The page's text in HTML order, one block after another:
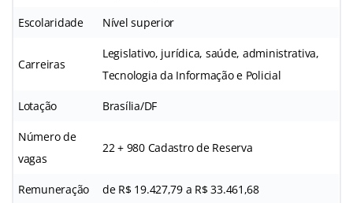
Escolaridade Nível superior
Carreiras
Legislativo, jurídica, saúde, administrativa,
Tecnologia da Informação e Policial
Lotação Brasília/DF
Número de
vagas
22 + 980 Cadastro de Reserva
Remuneração de R$ 19.427,79 a R$ 33.461,68